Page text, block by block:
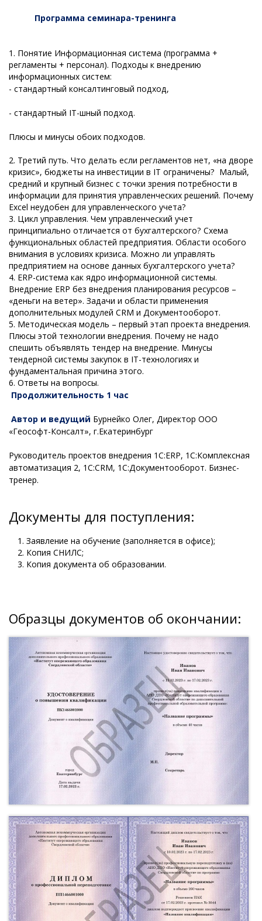
Программа семинара-тренинга
1. Понятие Информационная система (программа +
регламенты + персонал). Подходы к внедрению
информационных систем:
- стандартный консалтинговый подход,
- стандартный IT-шный подход.
Плюсы и минусы обоих подходов.
2. Третий путь. Что делать если регламентов нет, «на дворе
кризис», бюджеты на инвестиции в IT ограничены? Малый,
средний и крупный бизнес с точки зрения потребности в
информации для принятия управленческих решений. Почему
Excel неудобен для управленческого учета?
3. Цикл управления. Чем управленческий учет
принципиально отличается от бухгалтерского? Схема
функциональных областей предприятия. Области особого
внимания в условиях кризиса. Можно ли управлять
предприятием на основе данных бухгалтерского учета?
4. ERP-система как ядро информационной системы.
Внедрение ERP без внедрения планирования ресурсов –
«деньги на ветер». Задачи и области применения
дополнительных модулей CRM и Документооборот.
5. Методическая модель – первый этап проекта внедрения.
Плюсы этой технологии внедрения. Почему не надо
спешить объявлять тендер на внедрение. Минусы
тендерной системы закупок в IT-технологиях и
фундаментальная причина этого.
6. Ответы на вопросы.
Продолжительность 1 час
Автор и ведущий Бурнейко Олег, Директор ООО
«Геософт-Консалт», г.Екатеринбург
Руководитель проектов внедрения 1С:ERP, 1С:Комплексная
автоматизация 2, 1С:CRM, 1С:Документооборот. Бизнес-
тренер.
Документы для поступления:
Заявление на обучение (заполняется в офисе);
Копия СНИЛС;
Копия документа об образовании.
Образцы документов об окончании: